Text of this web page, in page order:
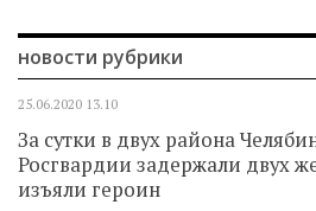
новости рубрики
25.06.2020 13.10
За сутки в двух района
Росгвардии задержали двух
изъяли героин